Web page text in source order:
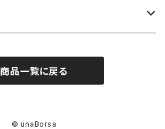
商品一覧に戻る
© unaBorsa